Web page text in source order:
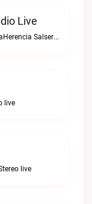
Live
L a Emisora Virtual de la SalsaHerencia Salsera Radio live
live
live